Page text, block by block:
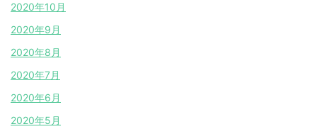
2020年10月
2020年9月
2020年8月
2020年7月
2020年6月
2020年5月